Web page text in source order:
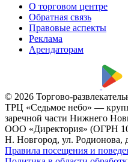
О торговом центре
Обратная связь
Правовые аспекты
Реклама
Арендаторам
© 2026 Торгово-
ТРЦ «Седьмое небо» —
заречной части Нижнего
ООО «Директория» (ОГРН
Н. Новгород, ул. Родионова,
Правила посещения и